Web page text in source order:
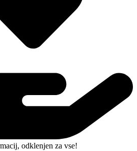
odklenjen za vse!